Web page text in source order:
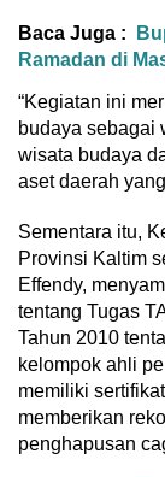
Baca Juga :
Ramadan di
“Kegiatan ini
budaya sebagai
wisata budaya
aset daerah
Sementara itu,
Provinsi Kaltim
Effendy,
tentang Tugas
Tahun 2010
kelompok ahli
memiliki
memberikan
penghapusan